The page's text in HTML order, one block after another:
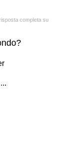
completa su